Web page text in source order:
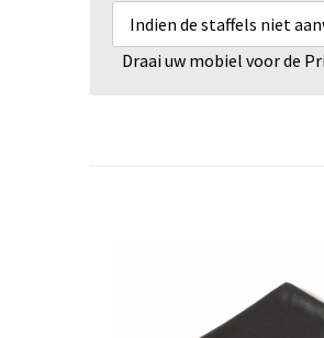
Indien de staffels niet
Draai uw mobiel voor de